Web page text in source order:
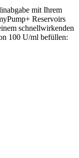
mit Ihrem
Reservoirs
schnellwirkenden
100 U/ml befüllen: